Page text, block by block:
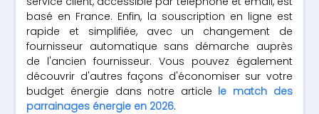
basé en France. Enfin, la souscription en ligne est
rapide et simplifiée, avec un changement de
fournisseur automatique sans démarche auprès
de l'ancien fournisseur. Vous pouvez également
découvrir d'autres façons d'économiser sur votre
budget énergie dans notre article le match des
parrainages énergie en 2026.